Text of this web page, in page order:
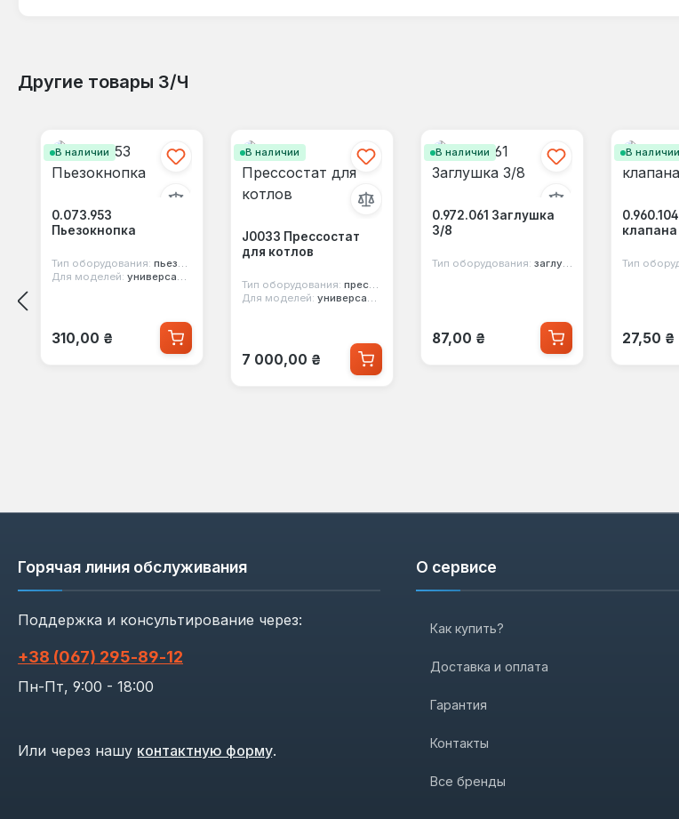
Другие товары З/Ч
В наличии
0.073.953
Пьезокнопка
Тип оборудования: пьезорозжиг
Для моделей: универсальная
Обычная цена:
310,00 ₴
В наличии
J0033 Прессостат
для котлов
Тип оборудования: прессостат воздуха
Для моделей: универсальная
Обычная цена:
7 000,00 ₴
В наличии
0.972.061 Заглушка
3/8
Тип оборудования: заглушка
Обычная цена:
87,00 ₴
В наличии
клапана
Тип
27,50 ₴
Горячая линия обслуживания
Поддержка и консультирование через:
+38 (067) 295‑89‑12
Пн-Пт, 9:00 - 18:00
Или через нашу контактную форму.
О сервисе
Как купить?
Доставка и оплата
Гарантия
Контакты
Все бренды